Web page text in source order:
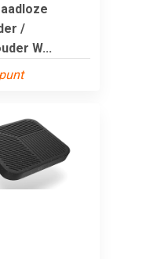
/
W...